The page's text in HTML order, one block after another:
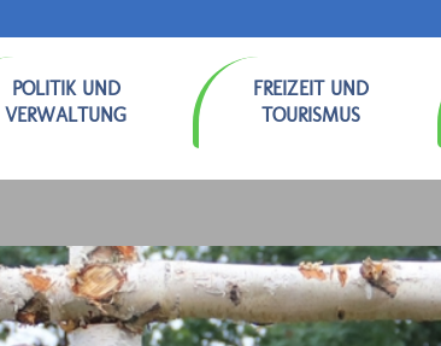
POLITIK UND
VERWALTUNG
FREIZEIT UND
TOURISMUS